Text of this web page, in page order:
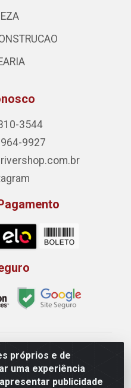
próprios e de
uma experiência
publicidade
3544
9927
LTDA - Rodovia
LT 16 - Bairro Jardim
75.045-190 - CNPJ